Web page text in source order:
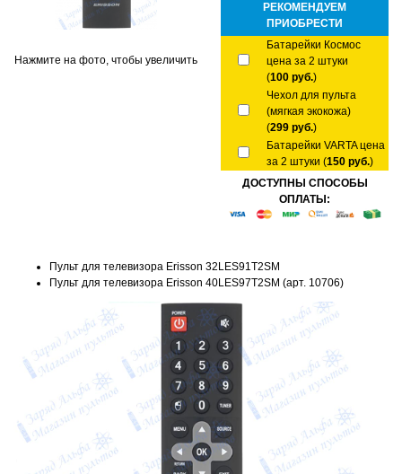
Нажмите на фото, чтобы увеличить
РЕКОМЕНДУЕМ
ПРИОБРЕСТИ
Батарейки Космос
цена за 2 штуки
(100 руб.)
Чехол для пульта
(мягкая экокожа)
(299 руб.)
Батарейки VARTA цена
за 2 штуки (150 руб.)
ДОСТУПНЫ СПОСОБЫ
ОПЛАТЫ:
Пульт для телевизора Erisson 32LES91T2SM
Пульт для телевизора Erisson 40LES97T2SM (арт. 10706)